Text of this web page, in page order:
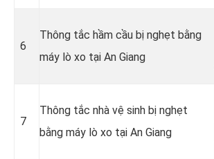
6
Thông tắc hầm cầu bị nghẹt bằng
máy lò xo tại An Giang
7
Thông tắc nhà vệ sinh bị nghẹt
bằng máy lò xo tại An Giang